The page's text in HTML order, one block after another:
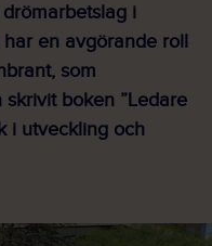
i
en avgörande roll
som
boken ”Ledare
i utveckling och